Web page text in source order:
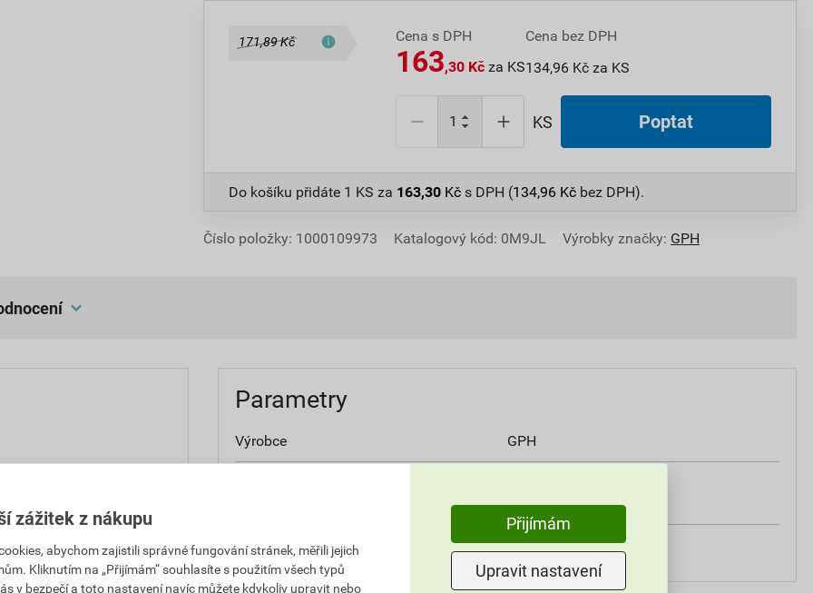
171,89 Kč Cena s DPH
163,30 Kč za KS
Cena bez DPH
134,96 Kč za KS
KS Poptat
Do košíku přidáte 1 KS za 163,30 Kč s DPH (134,96 Kč bez DPH).
Číslo položky: 1000109973 Katalogový kód: 0M9JL Výrobky značky: GPH
Kč
za KS
163,30 Kč
s DPH za KS
Parametry
Výrobce GPH
Vnitřní průměr po tepelném smrštění 35 mm
zážitek z nákupu
abychom zajistili správné fungování stránek, měřili jejich
Kliknutím na „Přijímám“ souhlasíte s použitím všech typů
v bezpečí a toto nastavení navíc můžete kdykoliv upravit nebo
Přijímám
Upravit nastavení